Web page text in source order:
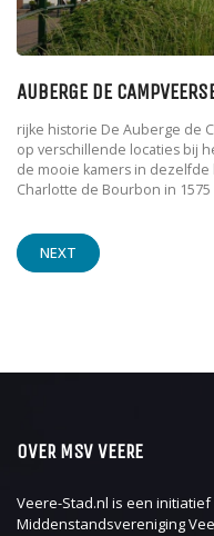
AUBERGE DE
rijke historie De Auberge de
op verschillende locaties bij
de mooie kamers in
Charlotte de Bourbon in
NEXT
OVER MSV VEERE
Veere-Stad.nl is een
Middenstandsvereniging